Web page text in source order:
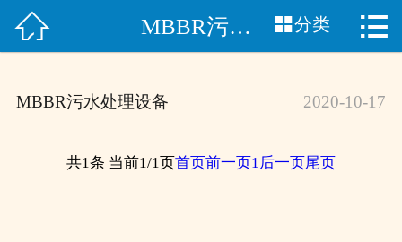
 网站首页
新闻资讯
 MBBR污水处理设备 分类 
MBBR污水处理设备 2020-10-17
共1条 当前1/1页首页前一页1后一页尾页